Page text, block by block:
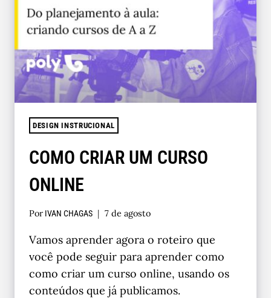
DESIGN INSTRUCIONAL
COMO CRIAR UM CURSO
ONLINE
Por IVAN CHAGAS 7 de agosto
Vamos aprender agora o roteiro que
você pode seguir para aprender como
como criar um curso online, usando os
conteúdos que já publicamos.